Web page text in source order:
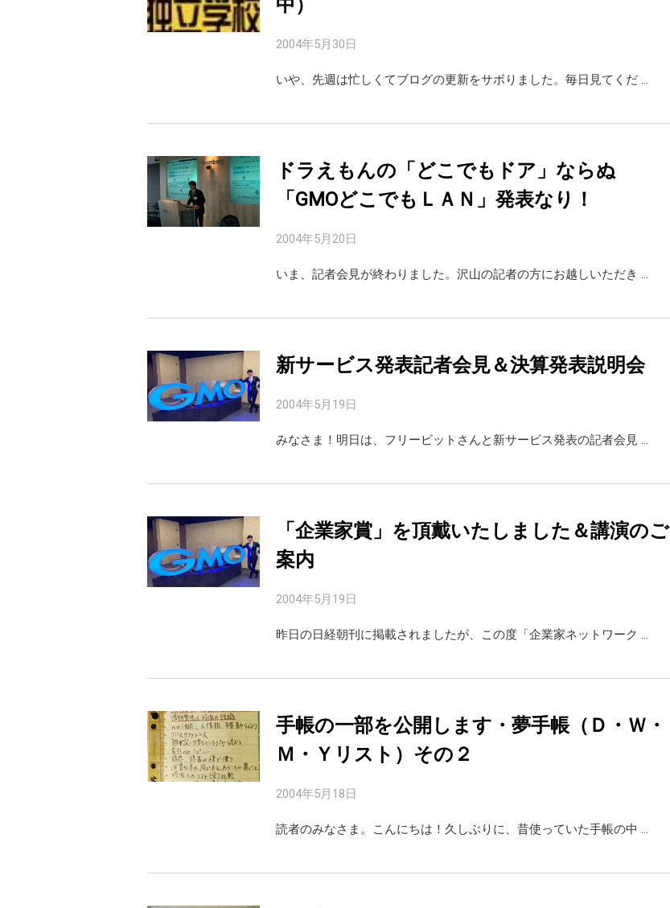
中）
2004年5月30日
いや、先週は忙しくてブログの更新をサボりました。毎日見てくだ …
ドラえもんの「どこでもドア」ならぬ
「GMOどこでもＬＡＮ」発表なり！
2004年5月20日
いま、記者会見が終わりました。沢山の記者の方にお越しいただき …
新サービス発表記者会見＆決算発表説明会
2004年5月19日
みなさま！明日は、フリービットさんと新サービス発表の記者会見 …
「企業家賞」を頂戴いたしました＆講演のご
案内
2004年5月19日
昨日の日経朝刊に掲載されましたが、この度「企業家ネットワーク …
手帳の一部を公開します・夢手帳（Ｄ・Ｗ・
Ｍ・Ｙリスト）その２
2004年5月18日
読者のみなさま。こんにちは！久しぶりに、昔使っていた手帳の中 …